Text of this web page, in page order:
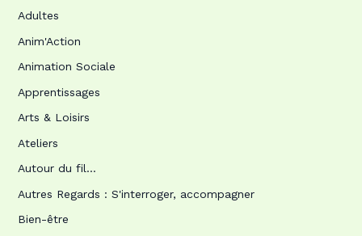
Adultes
Anim'Action
Animation Sociale
Apprentissages
Arts & Loisirs
Ateliers
Autour du fil…
Autres Regards : S'interroger, accompagner
Bien-être